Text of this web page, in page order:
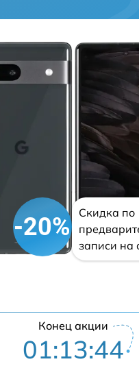
-20%
Скидка по
записи на
Конец акции
01:13:43